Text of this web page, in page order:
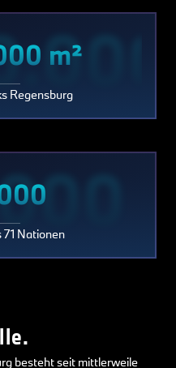
m²
Regensburg
Nationen
besteht seit mittlerweile